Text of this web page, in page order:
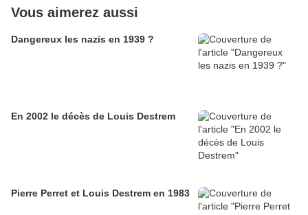
Vous aimerez aussi
Dangereux les nazis en 1939 ?
En 2002 le décès de Louis Destrem
Pierre Perret et Louis Destrem en 1983